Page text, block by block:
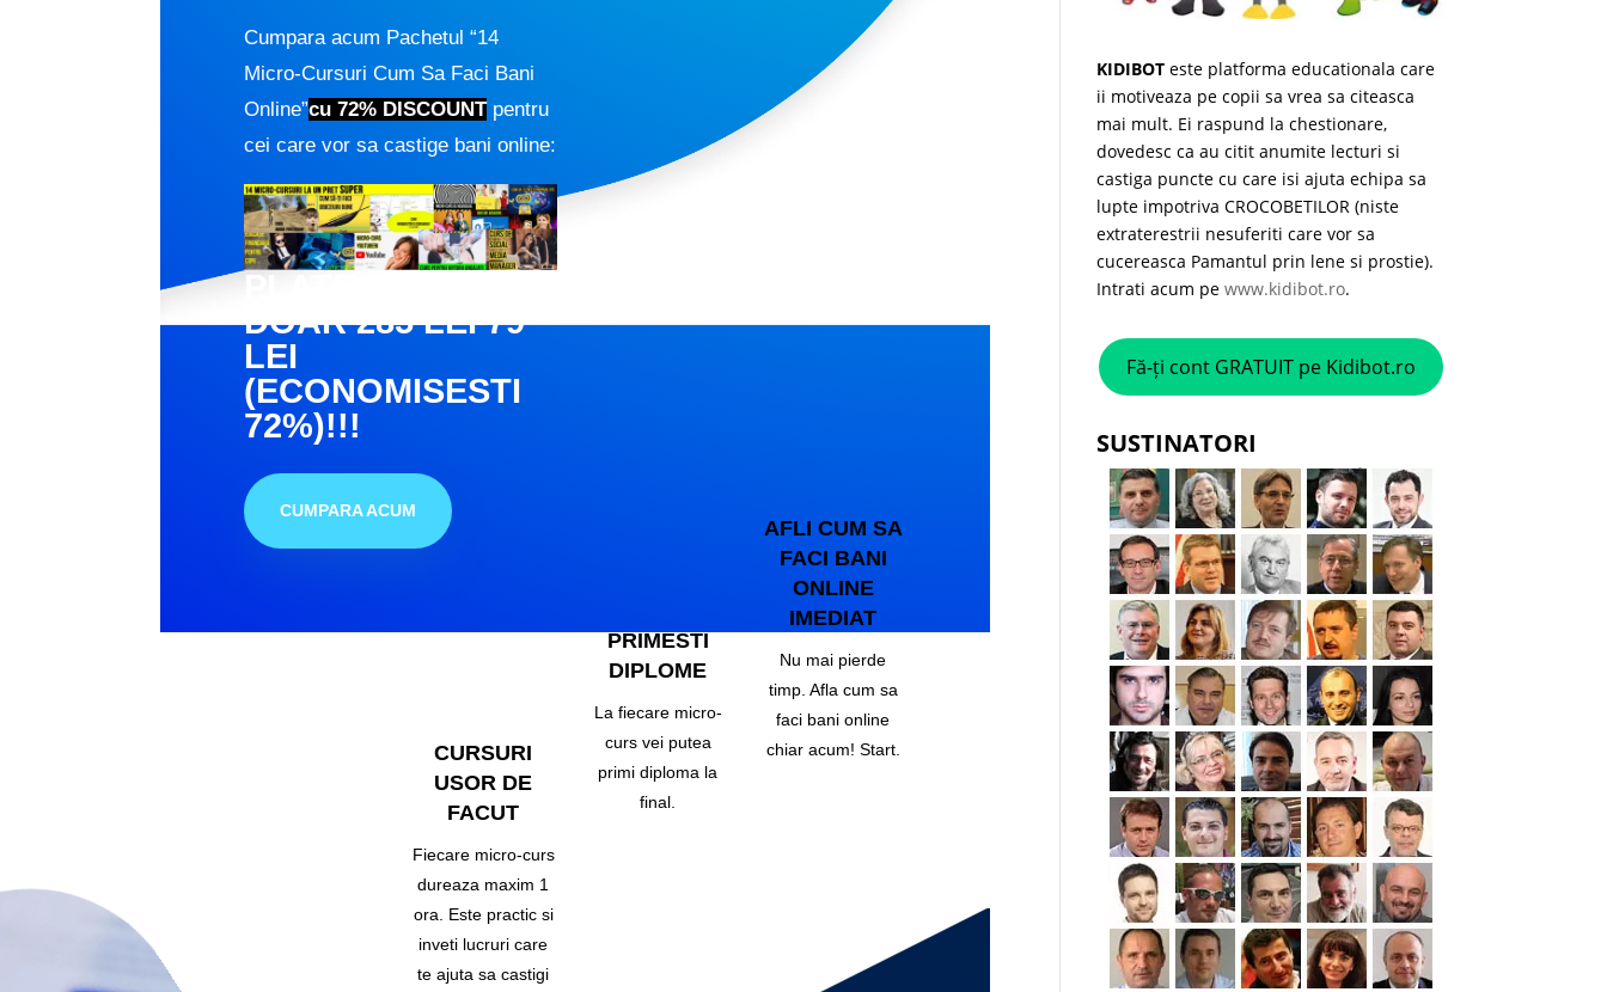
Cumpara acum Pachetul “14
Micro-Cursuri Cum Sa Faci Bani
Online”cu 72% DISCOUNTpentru
cei care vor sa castige bani online:
DOAR285 LEI79
LEI
(ECONOMISESTI
72%)!!!
CUMPARA ACUM
CURSURI
USOR DE
FACUT
Fiecare micro-curs
dureaza maxim 1
ora. Este practic si
inveti lucruri care
te ajuta sa castigi
PRIMESTI
DIPLOME
La fiecare micro-
curs vei putea
primi diploma la
final.
AFLI CUM SA
FACI BANI
ONLINE
IMEDIAT
Nu mai pierde
timp. Afla cum sa
faci bani online
chiar acum! Start.
KIDIBOT este platforma educationala care
ii motiveaza pe copii sa vrea sa citeasca
mai mult. Ei raspund la chestionare,
dovedesc ca au citit anumite lecturi si
castiga puncte cu care isi ajuta echipa sa
lupte impotriva CROCOBETILOR (niste
extraterestrii nesuferiti care vor sa
cucereasca Pamantul prin lene si prostie).
Intrati acum pewww.kidibot.ro.
Fă-ți cont GRATUIT pe Kidibot.ro
SUSTINATORI